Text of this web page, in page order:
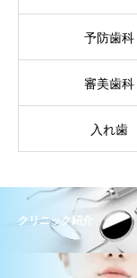
予防歯科
審美歯科
入れ歯
クリニック紹介